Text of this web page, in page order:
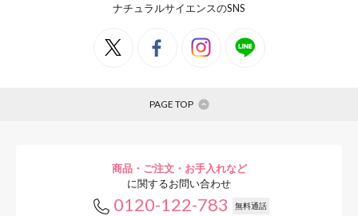
ナチュラルサイエンスのSNS
PAGE TOP
商品・ご注文・お手入れなど
に関するお問い合わせ
0120-122-783 無料通話